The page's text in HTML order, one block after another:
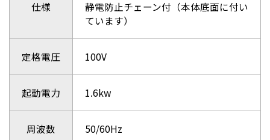
仕様
静電防止チェーン付（本体底面に付い
ています）
定格電圧 100V
起動電力 1.6kw
周波数 50/60Hz